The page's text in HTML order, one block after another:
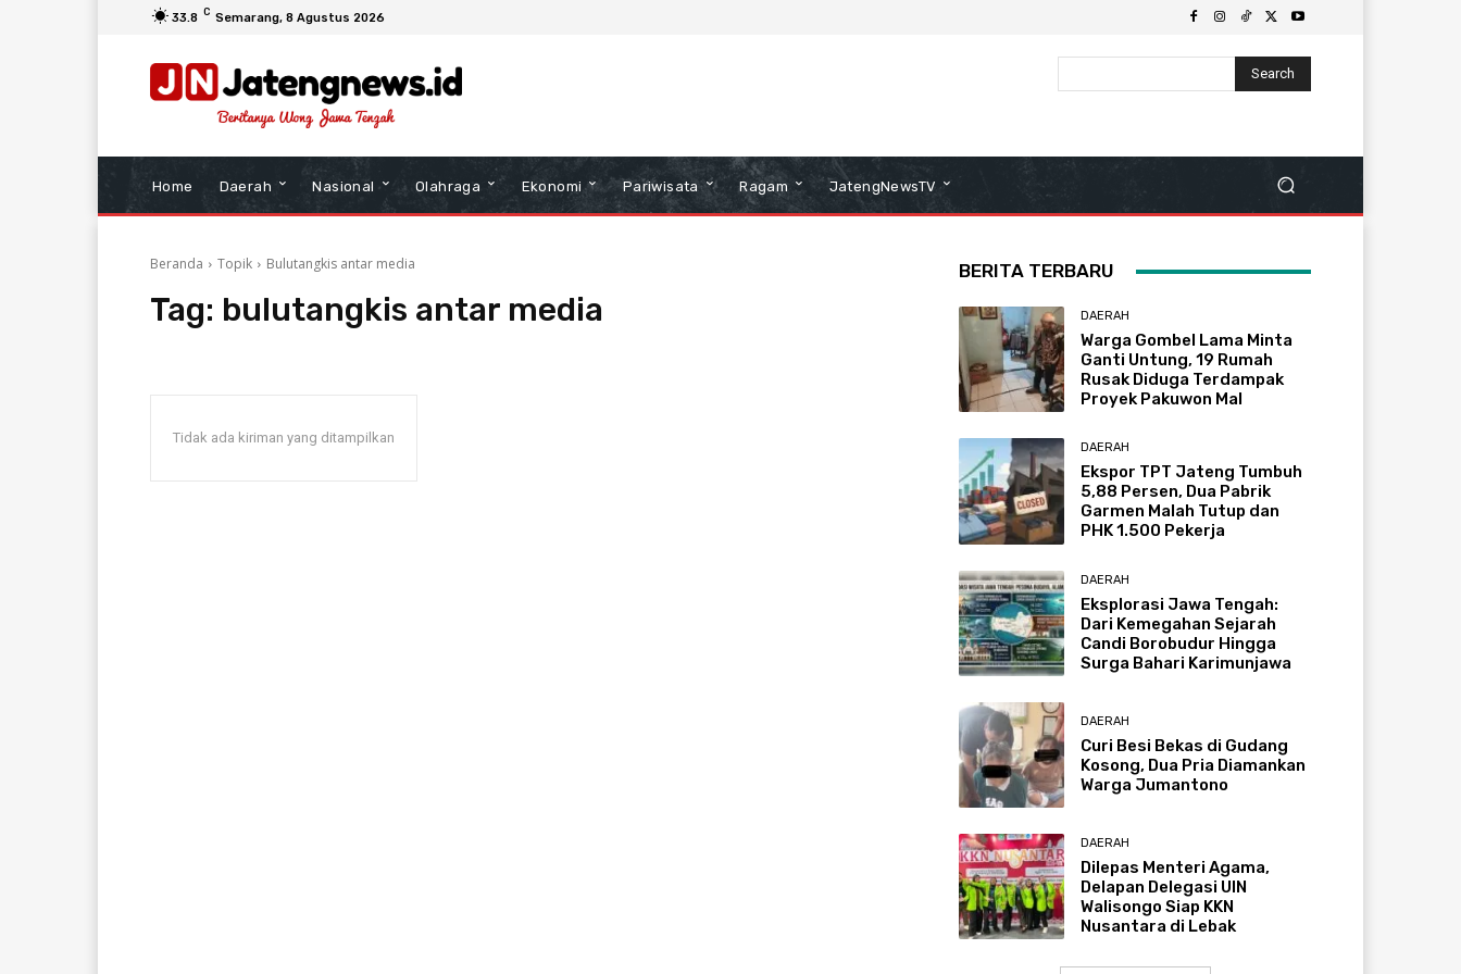
33.8 C Semarang, 8 Agustus 2026
Search
Home Daerah Nasional Olahraga Ekonomi Pariwisata Ragam JatengNewsTV
Beranda Topik Bulutangkis antar media
Tag: bulutangkis antar media
Tidak ada kiriman yang ditampilkan
BERITA TERBARU
DAERAH
Warga Gombel Lama Minta
Ganti Untung, 19 Rumah
Rusak Diduga Terdampak
Proyek Pakuwon Mal
DAERAH
Ekspor TPT Jateng Tumbuh
5,88 Persen, Dua Pabrik
Garmen Malah Tutup dan
PHK 1.500 Pekerja
DAERAH
Eksplorasi Jawa Tengah:
Dari Kemegahan Sejarah
Candi Borobudur Hingga
Surga Bahari Karimunjawa
DAERAH
Curi Besi Bekas di Gudang
Kosong, Dua Pria Diamankan
Warga Jumantono
DAERAH
Dilepas Menteri Agama,
Delapan Delegasi UIN
Walisongo Siap KKN
Nusantara di Lebak